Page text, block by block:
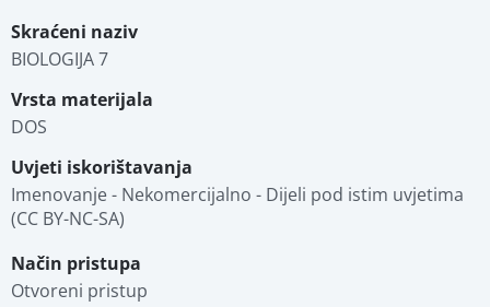
Skraćeni naziv
BIOLOGIJA 7
Vrsta materijala
DOS
Uvjeti iskorištavanja
Imenovanje - Nekomercijalno - Dijeli pod istim uvjetima
(CC BY-NC-SA)
Način pristupa
Otvoreni pristup